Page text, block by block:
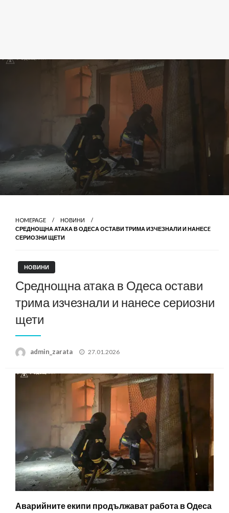
HOMEPAGE
НОВИНИ
СРЕДНОЩНА АТАКА В ОДЕСА ОСТАВИ ТРИМА ИЗЧЕЗНАЛИ И НАНЕСE
СЕРИОЗНИ ЩЕТИ
НОВИНИ
Среднощна атака в Одеса остави
трима изчезнали и нанесe сериозни
щети
admin_zarata
Posted
27.01.2026
Аварийните екипи продължават работа в Одеса